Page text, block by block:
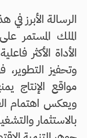
الرسالة الأبرز في
الملك المستمر
الأداة الأكثر
وتحفيز التطوير،
مواقع الإنتاج
ويعكس اهتمام
بالاستثمار